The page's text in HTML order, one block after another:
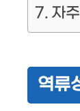
자
역류